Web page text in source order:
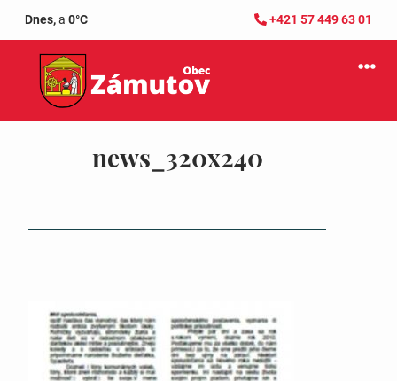
Dnes,a 0°C +421 57 449 63 01
news_320x240